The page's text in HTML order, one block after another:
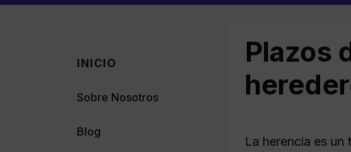
Plazos
La herencia es
INICIO
Sobre Nosotros
Blog